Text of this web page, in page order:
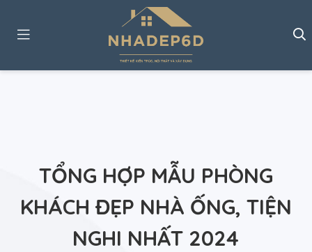
TỔNG HỢP MẪU PHÒNG
KHÁCH ĐẸP NHÀ ỐNG, TIỆN
NGHI NHẤT 2024